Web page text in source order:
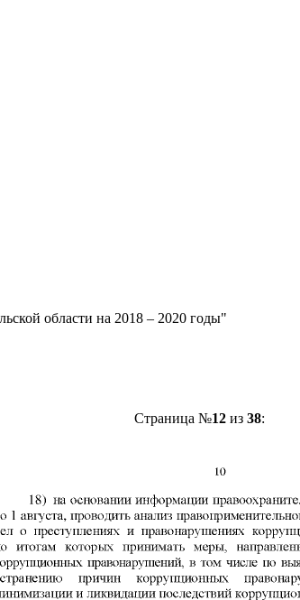
области на 2018 – 2020 годы"
Страница №12из 38: